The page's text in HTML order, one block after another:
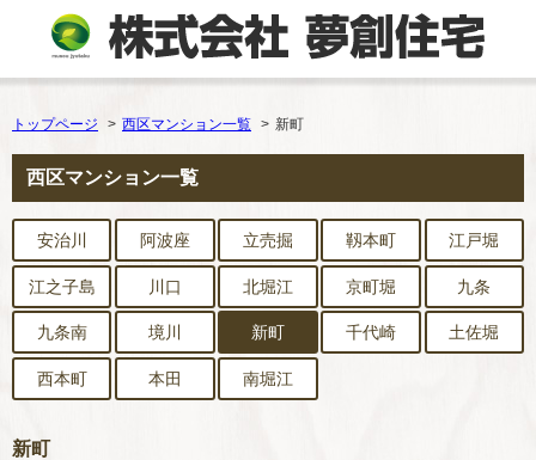
トップページ 西区マンション一覧 新町
西区マンション一覧
安治川 阿波座 立売掘 靱本町 江戸堀
江之子島 川口 北堀江 京町堀 九条
九条南 境川 新町 千代崎 土佐堀
西本町 本田 南堀江
新町